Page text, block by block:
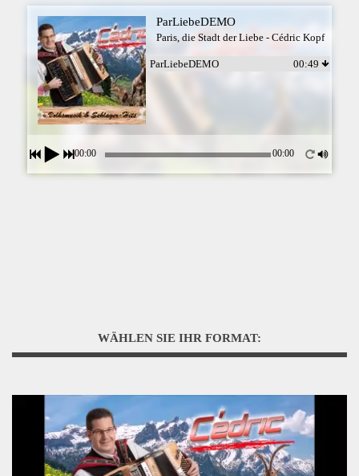
ParLiebeDEMO
Paris, die Stadt der Liebe - Cédric Kopf
ParLiebeDEMO 00:49
00:00 00:00
WÄHLEN SIE IHR FORMAT: